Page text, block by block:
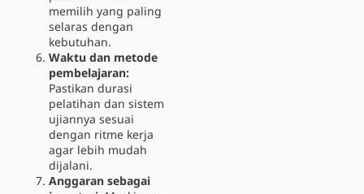
memilih yang paling
selaras dengan
kebutuhan.
Waktu dan metode
pembelajaran:
Pastikan durasi
pelatihan dan sistem
ujiannya sesuai
dengan ritme kerja
agar lebih mudah
dijalani.
Anggaran sebagai